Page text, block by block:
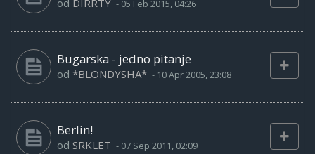
od DIRRTY - 05 Feb 2015, 04:26
Bugarska - jedno pitanje
od *BLONDYSHA* - 10 Apr 2005, 23:08
Berlin!
od SRKLET - 07 Sep 2011, 02:09